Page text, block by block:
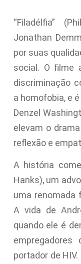
“Filadélfia”
Jonathan
por suas
social. O filme
discriminação
a homofobia, e
Denzel
elevam o
reflexão e
A história
Hanks), um
uma renomada
A vida de
quando ele é
portador de